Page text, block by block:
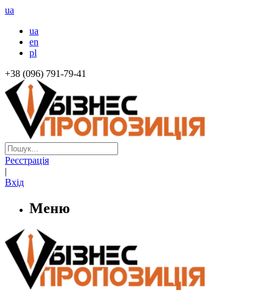
ua
ua
en
pl
+38 (096) 791-79-41
Реєстрація
|
Вхід
Меню